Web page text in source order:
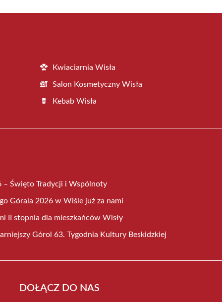
Kwiaciarnia Wisła
Salon Kosmetyczny Wisła
Kebab Wisła
– Święto Tradycji i Wspólnoty
Górala 2026 w Wiśle już za nami
II stopnia dla mieszkańców Wisły
Górol 63. Tygodnia Kultury Beskidzkiej
DOŁĄCZ DO NAS